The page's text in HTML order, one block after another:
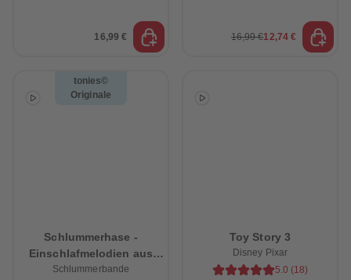
16,99 € 16,99 €12,74 €
tonies©
Originale
Schlummerhase -
Einschlafmelodien aus
dem Schlummerwald
Schlummerbande
Toy Story 3
Disney Pixar
5.0 (18)